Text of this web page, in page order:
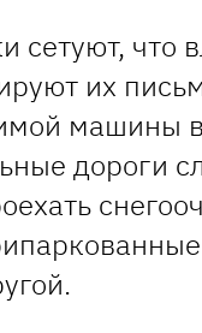
сетуют, что
их
машины
дороги